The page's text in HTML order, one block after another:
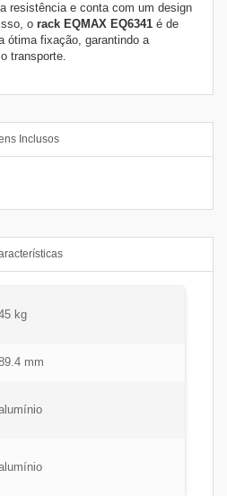
resistência e conta com um design
o rack EQMAX EQ6341 é de
ótima fixação, garantindo a
transporte.
Inclusos
kg
mm